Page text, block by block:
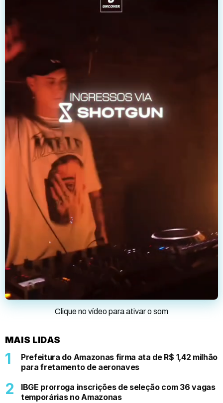
Clique no vídeo para ativar o som
MAIS LIDAS
Prefeitura do Amazonas firma ata de R$ 1,42 milhão
para fretamento de aeronaves
IBGE prorroga inscrições de seleção com 36 vagas
temporárias no Amazonas